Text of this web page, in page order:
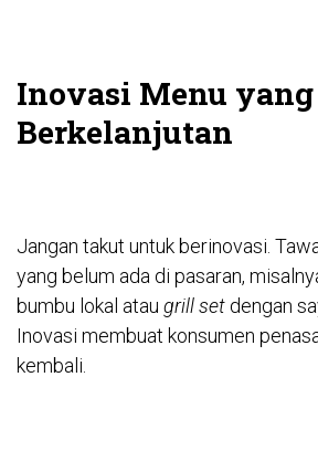
Inovasi Menu yang
Berkelanjutan
Jangan takut untuk berinovasi.
yang belum ada di pasaran,
bumbu lokal atau grill set dengan
Inovasi membuat konsumen
kembali.